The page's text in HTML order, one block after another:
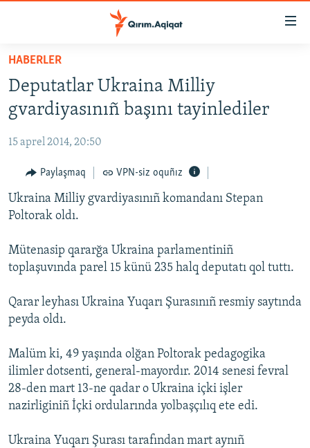
Esas
qaytmaq
Baş
navigatsiyağa
qaytmaq
qaytmaq
SİYASET
İQTİSADİYAT
CEMİYET
MEDENİYET
İNSAN AQLARI
VİDEO
SÜRET
BLOGLAR
FİKİR
Українською
HABERLER
Deputatlar Ukraina Milliy
gvardiyasınıñ başını tayinlediler
15 aprel 2014, 20:50
Paylaşmaq VPN-siz oquñız
Ukraina Milliy gvardiyasınıñ komandanı Stepan
Poltorak oldı.
Mütenasip qararğa Ukraina parlamentiniñ
toplaşuvında parel 15 künü 235 halq deputatı qol tuttı.
Qarar leyhası Ukraina Yuqarı Şurasınıñ resmiy saytında
peyda oldı.
Malüm ki, 49 yaşında olğan Poltorak pedagogika
ilimler dotsenti, general-mayordır. 2014 senesi fevral
28-den mart 13-ne qadar o Ukraina içki işler
nazirliginiñ İçki ordularında yolbaşçılıq ete edi.
Ukraina Yuqarı Şurası tarafından mart aynıñ